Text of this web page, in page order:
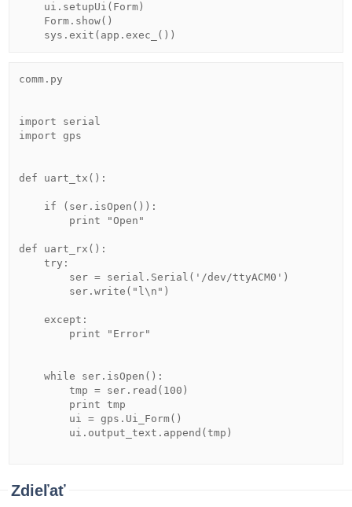
    ui.setupUi(Form)
    Form.show()
    sys.exit(app.exec_())
comm.py
import serial
import gps
def uart_tx():
    if (ser.isOpen()):
        print "Open"
def uart_rx():
    try:
        ser = serial.Serial('/dev/ttyACM0')
        ser.write("l\n")
    except:
        print "Error"
    while ser.isOpen():
        tmp = ser.read(100)
        print tmp
        ui = gps.Ui_Form()
        ui.output_text.append(tmp)
Zdieľať